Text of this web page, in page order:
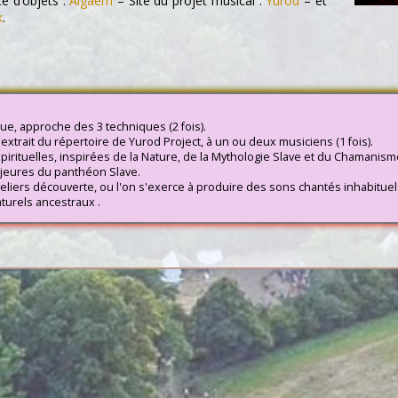
.
approche des 3 techniques (2 fois).
du répertoire de Yurod Project, à un ou deux musiciens (1 fois).
inspirées de la Nature, de la Mythologie Slave et du
du panthéon Slave.
découverte, ou l'on s'exerce à produire des sons chantés
ancestraux .